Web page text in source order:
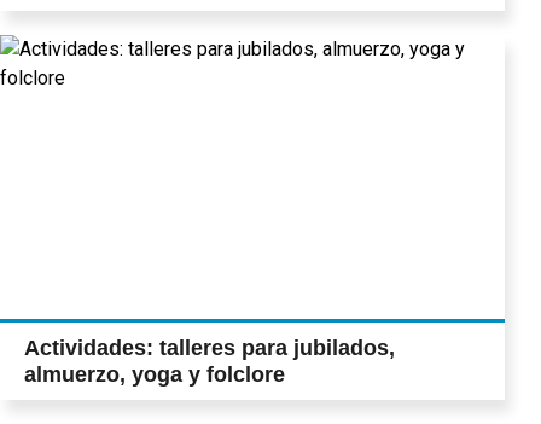
Actividades: talleres para jubilados,
almuerzo, yoga y folclore